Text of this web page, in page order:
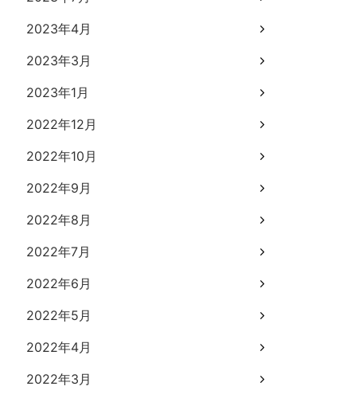
2023年4月
2023年3月
2023年1月
2022年12月
2022年10月
2022年9月
2022年8月
2022年7月
2022年6月
2022年5月
2022年4月
2022年3月